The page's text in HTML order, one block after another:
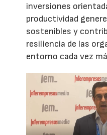
inversiones
productividad
sostenibles y
resiliencia de las
entorno cada vez